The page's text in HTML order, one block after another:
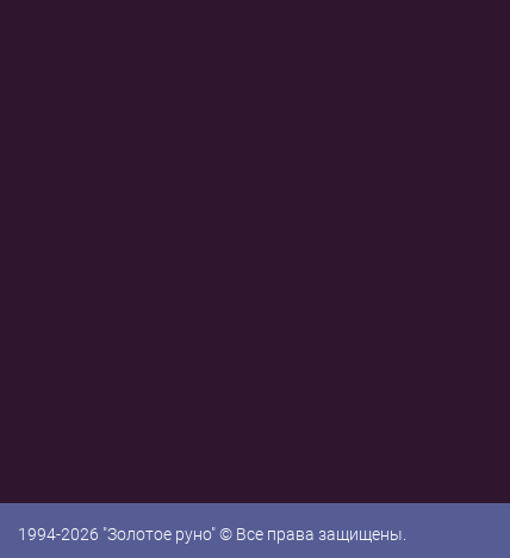
1994-2026 "Золотое руно" © Все права защищены.